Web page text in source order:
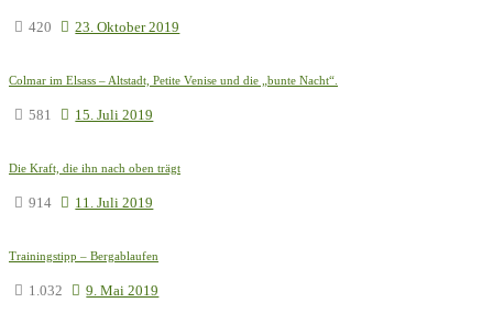
420 23. Oktober 2019
Colmar im Elsass – Altstadt, Petite Venise und die „bunte Nacht“.
581 15. Juli 2019
Die Kraft, die ihn nach oben trägt
914 11. Juli 2019
Trainingstipp – Bergablaufen
1.032 9. Mai 2019